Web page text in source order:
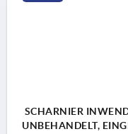
SCHARNIER
UNBEHANDELT,